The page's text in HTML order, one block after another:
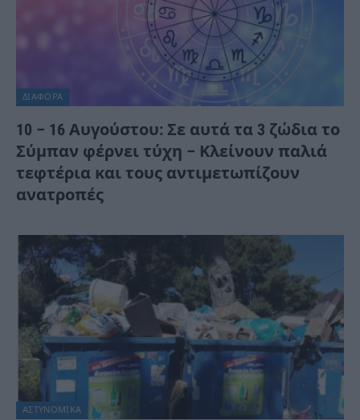
ΔΙΆΦΟΡΑ
10 – 16 Αυγούστου: Σε αυτά τα 3 ζώδια το
Σύμπαν φέρνει τύχη – Κλείνουν παλιά
τεφτέρια και τους αντιμετωπίζουν
ανατροπές
ΑΣΤΥΝΟΜΙΚΑ